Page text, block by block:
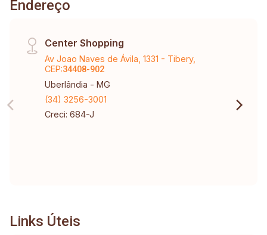
Endereço
Center Shopping
Av Joao Naves de Ávila, 1331 - Tibery,
CEP:34408-902
Uberlândia - MG
(34) 3256-3001
Creci: 684-J
Links Úteis